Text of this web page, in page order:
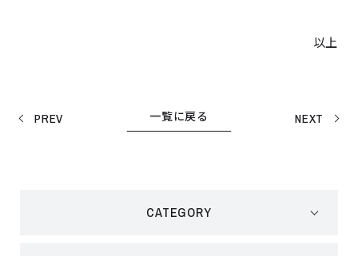
以上
PREV NEXT
一覧に戻る
CATEGORY